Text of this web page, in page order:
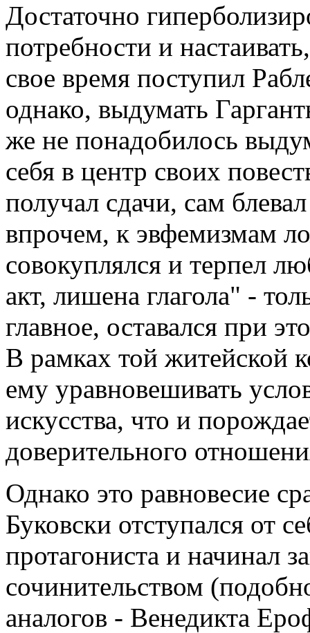
Достаточно
потребности и
свое время поступил
однако, выдумать
же не понадобилось
себя в центр своих
получал сдачи, сам
впрочем, к эвфемизмам
совокуплялся и терпел
акт, лишена глагола" -
главное, оставался при
В рамках той житейской
ему уравновешивать
искусства, что и
доверительного
Однако это равновесие
Буковски отступался от
протагониста и начинал
сочинительством
аналогов - Венедикта